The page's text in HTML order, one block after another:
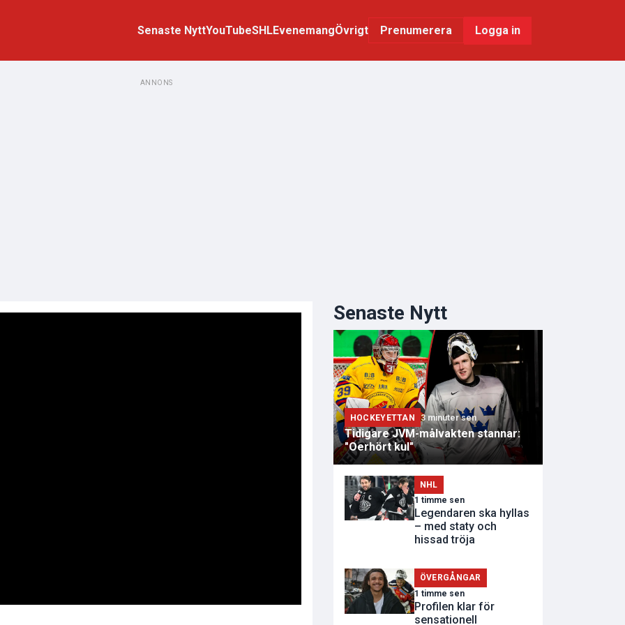
Senaste NyttYouTubeSHLEvenemangÖvrigt Prenumerera Logga in
ANNONS
Senaste Nytt
HOCKEYETTAN 3 minuter sen
Tidigare JVM-målvakten stannar:
"Oerhört kul"
NHL
1 timme sen
Legendaren ska hyllas
– med staty och
hissad tröja
ÖVERGÅNGAR
1 timme sen
Profilen klar för
sensationell